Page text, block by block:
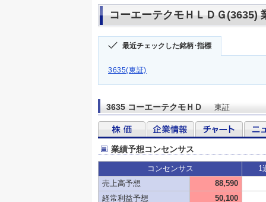
コーエーテクモＨＬＤＧ(3635)
最近チェックした銘柄･指標
3635(東証)
3635 コーエーテクモＨＤ 東証